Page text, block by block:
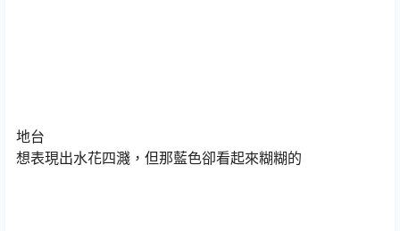
地台
想表現出水花四濺，但那藍色卻看起來糊糊的